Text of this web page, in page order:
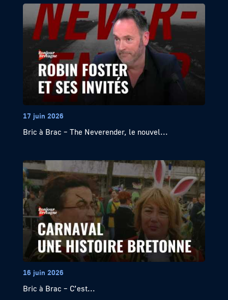
17 juin 2026
Bric à Brac – The Neverender, le nouvel...
16 juin 2026
Bric à Brac – C’est...